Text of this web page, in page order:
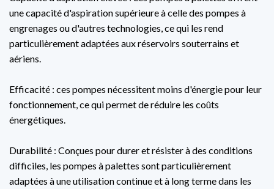
une capacité d'aspiration supérieure à celle des pompes à
engrenages ou d'autres technologies, ce qui les rend
particulièrement adaptées aux réservoirs souterrains et
aériens.
Efficacité : ces pompes nécessitent moins d'énergie pour leur
fonctionnement, ce qui permet de réduire les coûts
énergétiques.
Durabilité : Conçues pour durer et résister à des conditions
difficiles, les pompes à palettes sont particulièrement
adaptées à une utilisation continue et à long terme dans les